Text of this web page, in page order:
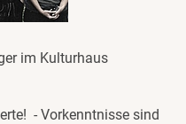
im Kulturhaus
- Vorkenntnisse sind